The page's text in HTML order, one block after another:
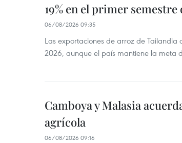
19% en el primer semestre
06/08/2026 09:35
Las exportaciones de arroz de Tailandia
2026, aunque el país mantiene la meta
Camboya y Malasia
agrícola
06/08/2026 09:16